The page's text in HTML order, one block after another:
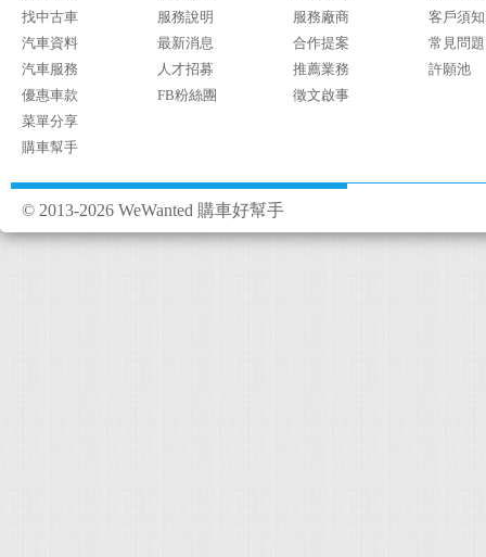
找中古車
汽車資料
汽車服務
優惠車款
菜單分享
購車幫手
服務說明
最新消息
人才招募
FB粉絲團
服務廠商
合作提案
推薦業務
徵文啟事
客戶須知
常見問題
許願池
© 2013-2026 WeWanted 購車好幫手